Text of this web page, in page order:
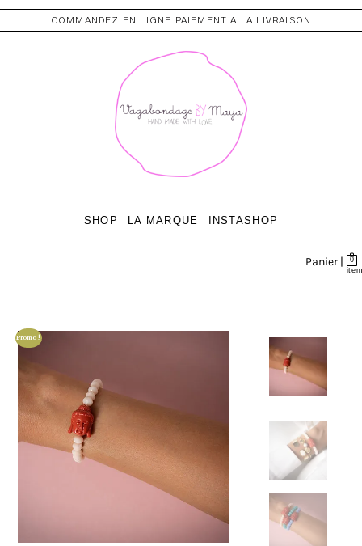
COMMANDEZ EN LIGNE PAIEMENT A LA LIVRAISON
SHOP LA MARQUE INSTASHOP
0
Panier |
Promo !